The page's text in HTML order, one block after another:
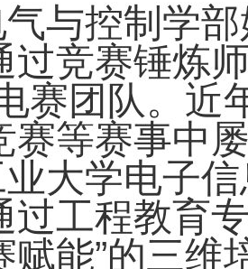
与控制学
过竞赛锤炼
赛团队。近
赛等赛事中
大学电子
过工程教育
赋能”的三